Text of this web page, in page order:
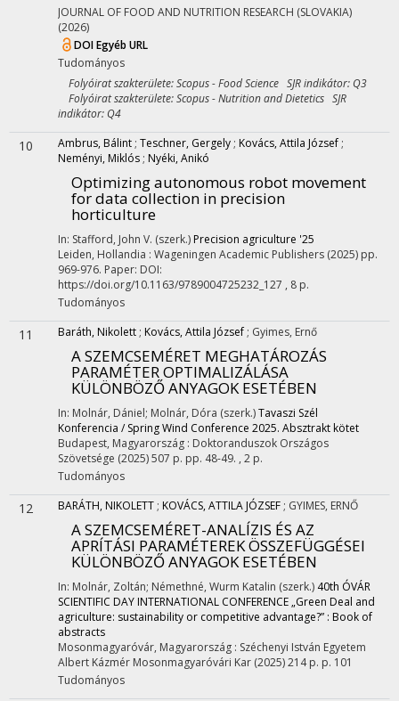
JOURNAL OF FOOD AND NUTRITION RESEARCH (SLOVAKIA)
(2026)
DOIEgyéb URL
Tudományos
Folyóirat szakterülete: Scopus - Food Science SJR indikátor: Q3
Folyóirat szakterülete: Scopus - Nutrition and Dietetics SJR
indikátor: Q4
10 Ambrus, Bálint ; Teschner, Gergely ; Kovács, Attila József ;
Neményi, Miklós ; Nyéki, Anikó
Optimizing autonomous robot movement
for data collection in precision
horticulture
In: Stafford, John V. (szerk.) Precision agriculture '25
Leiden, Hollandia : Wageningen Academic Publishers (2025) pp.
969-976. Paper: DOI:
https://doi.org/10.1163/9789004725232_127 , 8 p.
Tudományos
11 Baráth, Nikolett ; Kovács, Attila József ; Gyimes, Ernő
A SZEMCSEMÉRET MEGHATÁROZÁS
PARAMÉTER OPTIMALIZÁLÁSA
KÜLÖNBÖZŐ ANYAGOK ESETÉBEN
In: Molnár, Dániel; Molnár, Dóra (szerk.)Tavaszi Szél
Konferencia / Spring Wind Conference 2025. Absztrakt kötet
Budapest, Magyarország : Doktoranduszok Országos
Szövetsége (2025)507 p. pp. 48-49. , 2 p.
Tudományos
12 BARÁTH, NIKOLETT ; KOVÁCS, ATTILA JÓZSEF ; GYIMES, ERNŐ
A SZEMCSEMÉRET-ANALÍZIS ÉS AZ
APRÍTÁSI PARAMÉTEREK ÖSSZEFÜGGÉSEI
KÜLÖNBÖZŐ ANYAGOK ESETÉBEN
In: Molnár, Zoltán; Némethné, Wurm Katalin (szerk.) 40th ÓVÁR
SCIENTIFIC DAY INTERNATIONAL CONFERENCE „Green Deal and
agriculture: sustainability or competitive advantage?” : Book of
abstracts
Mosonmagyaróvár, Magyarország : Széchenyi István Egyetem
Albert Kázmér Mosonmagyaróvári Kar (2025)214 p. p. 101
Tudományos